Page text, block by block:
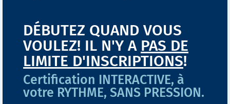
DÉBUTEZ QUAND VOUS
VOULEZ! IL N'Y A PAS DE
LIMITE D'INSCRIPTIONS!
Certification INTERACTIVE, à
votre RYTHME, SANS PRESSION.